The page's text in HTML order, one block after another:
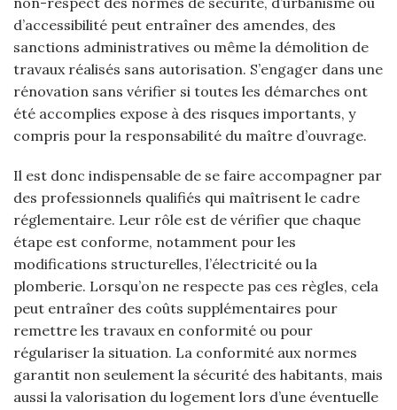
d’accessibilité peut entraîner des amendes, des
sanctions administratives ou même la démolition de
travaux réalisés sans autorisation. S’engager dans une
rénovation sans vérifier si toutes les démarches ont
été accomplies expose à des risques importants, y
compris pour la responsabilité du maître d’ouvrage.
Il est donc indispensable de se faire accompagner par
des professionnels qualifiés qui maîtrisent le cadre
réglementaire. Leur rôle est de vérifier que chaque
étape est conforme, notamment pour les
modifications structurelles, l’électricité ou la
plomberie. Lorsqu’on ne respecte pas ces règles, cela
peut entraîner des coûts supplémentaires pour
remettre les travaux en conformité ou pour
régulariser la situation. La conformité aux normes
garantit non seulement la sécurité des habitants, mais
aussi la valorisation du logement lors d’une éventuelle